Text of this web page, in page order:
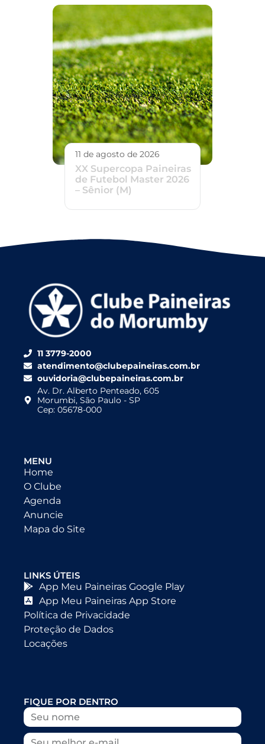
11 de agosto de 2026
XX Supercopa Paineiras
de Futebol Master 2026
– Sênior (M)
11 3779-2000
atendimento@clubepaineiras.com.br
ouvidoria@clubepaineiras.com.br
Av. Dr. Alberto Penteado, 605
Morumbi, São Paulo - SP
Cep: 05678-000
MENU
Home
O Clube
Agenda
Anuncie
Mapa do Site
LINKS ÚTEIS
App Meu Paineiras Google Play
App Meu Paineiras App Store
Política de Privacidade
Proteção de Dados
Locações
FIQUE POR DENTRO